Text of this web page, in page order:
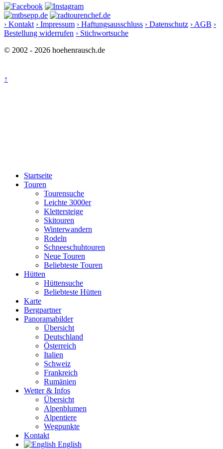
› Kontakt › Impressum › Haftungsausschluss › Datenschutz › AGB ›
Bestellung widerrufen › Stichwortsuche
© 2002 - 2026 hoehenrausch.de
↑
Startseite
Touren
Tourensuche
Leichte 3000er
Klettersteige
Skitouren
Winterwandern
Rodeln
Schneeschuhtouren
Neue Touren
Beliebteste Touren
Hütten
Hüttensuche
Beliebteste Hütten
Karte
Bergpartner
Panoramabilder
Übersicht
Deutschland
Österreich
Italien
Schweiz
Frankreich
Rumänien
Wetter & Infos
Übersicht
Alpenblumen
Alpentiere
Wegpunkte
Kontakt
English